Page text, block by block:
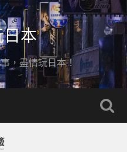
本
，盡情玩日本！